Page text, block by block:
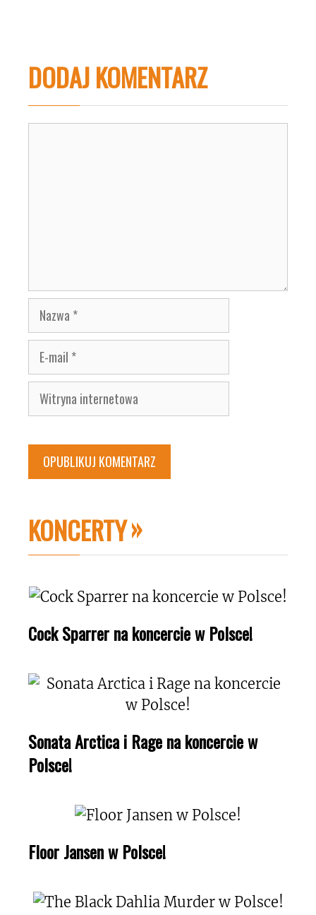
DODAJ KOMENTARZ
Nazwa
E-
mail
Witryna
internetowa
KONCERTY
Cock Sparrer na koncercie w Polsce!
Sonata Arctica i Rage na koncercie w
Polsce!
Floor Jansen w Polsce!